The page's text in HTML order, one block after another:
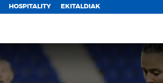
HOSPITALITY EKITALDIAK